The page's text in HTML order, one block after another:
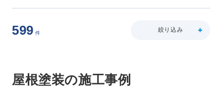
取り組み
事業・サービス
599 件 絞り込み
屋根塗装の施工事例